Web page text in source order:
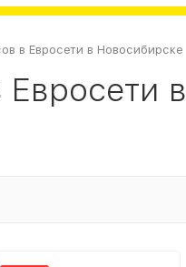
в Евросети в Новосибирске
в